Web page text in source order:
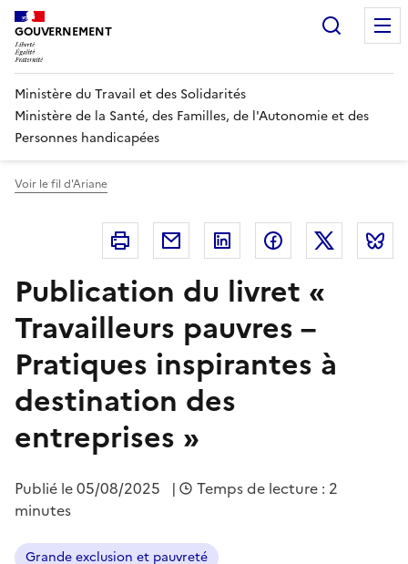
Panneau de gestion des cookies
GOUVERNEMENT
Ministère du Travail et des Solidarités
Ministère de la Santé, des Familles, de l'Autonomie et des
Personnes handicapées
Voir le fil d'Ariane
Imprimer Courriel Linkedin FacebookTwitter
Publication du livret «
Travailleurs pauvres –
Pratiques inspirantes à
destination des
entreprises »
Publié le05/08/2025 |
Temps de lecture : 2
minutes
Grande exclusion et pauvreté